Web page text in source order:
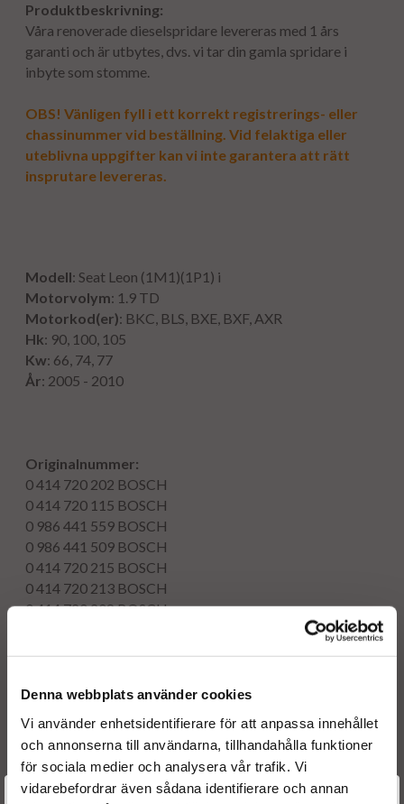
Denna webbplats använder cookies
Vi använder enhetsidentifierare för att anpassa innehållet
och annonserna till användarna, tillhandahålla funktioner
för sociala medier och analysera vår trafik. Vi
vidarebefordrar även sådana identifierare och annan
Produktbeskrivning:
Våra renoverade dieselspridare levereras med 1 års
garanti och är utbytes, dvs. vi tar din gamla spridare i
inbyte som stomme.
OBS! Vänligen fyll i ett korrekt registrerings- eller
chassinummer vid beställning. Vid felaktiga eller
uteblivna uppgifter kan vi inte garantera att rätt
insprutare levereras.
Modell: Seat Leon (1M1)(1P1) i
Motorvolym: 1.9 TD
Motorkod(er): BKC, BLS, BXE, BXF, AXR
Hk: 90, 100, 105
Kw: 66, 74, 77
År: 2005 - 2010
Originalnummer:
0 414 720 202 BOSCH
0 414 720 115 BOSCH
0 986 441 559 BOSCH
0 986 441 509 BOSCH
0 414 720 215 BOSCH
0 414 720 213 BOSCH
0 414 720 208BOSCH
0986441559BOSCH
0414720215BOSCH
0414720213 BOSCH
0414720208BOSCH
0414720206BOSCH